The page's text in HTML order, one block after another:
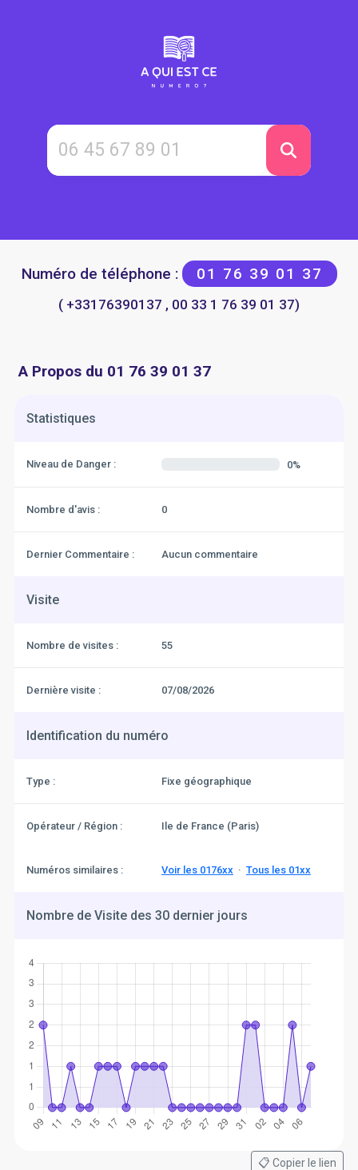
Numéro de téléphone : 01 76 39 01 37
( +33176390137 , 00 33 1 76 39 01 37)
A Propos du 01 76 39 01 37
Statistiques
Niveau de Danger : 0%
Nombre d'avis : 0
Dernier Commentaire : Aucun commentaire
Visite
Nombre de visites : 55
Dernière visite : 07/08/2026
Identification du numéro
Type : Fixe géographique
Opérateur / Région : Ile de France (Paris)
Numéros similaires : Voir les 0176xx· Tous les 01xx
Nombre de Visite des 30 dernier jours
📋 Copier le lien